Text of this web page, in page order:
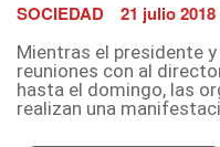
SOCIEDAD 21 julio 2018
Mientras el presidente
reuniones con al
hasta el domingo, las
realizan una